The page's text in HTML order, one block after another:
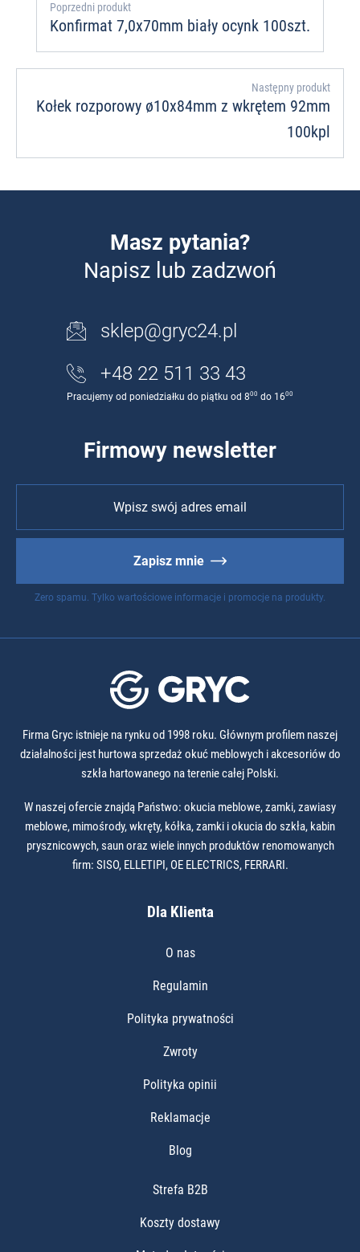
Poprzedni produkt
Konfirmat 7,0x70mm biały ocynk 100szt.
Następny produkt
Kołek rozporowy ø10x84mm z wkrętem 92mm
100kpl
Masz pytania?
Napisz lub zadzwoń
sklep@gryc24.pl
+48 22 511 33 43
Pracujemy od poniedziałku do piątku od 800 do 1600
Firmowy newsletter
Zapisz mnie
Zero spamu. Tylko wartościowe informacje i promocje na produkty.
Firma Gryc istnieje na rynku od 1998 roku. Głównym profilem naszej
działalności jest hurtowa sprzedaż okuć meblowych i akcesoriów do
szkła hartowanego na terenie całej Polski.
W naszej ofercie znajdą Państwo: okucia meblowe, zamki, zawiasy
meblowe, mimośrody, wkręty, kółka, zamki i okucia do szkła, kabin
prysznicowych, saun oraz wiele innych produktów renomowanych
firm: SISO, ELLETIPI, OE ELECTRICS, FERRARI.
Dla Klienta
O nas
Regulamin
Polityka prywatności
Zwroty
Polityka opinii
Reklamacje
Blog
Strefa B2B
Koszty dostawy